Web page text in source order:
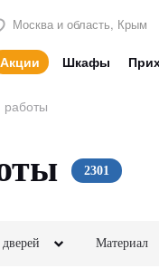
Москва и область, Крым
Акции Шкафы
Материал